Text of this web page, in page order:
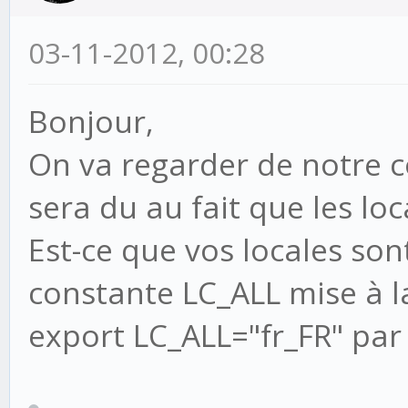
packages/django/
return
File
"/serveur/creme/
59, in detailview
File
03-11-2012, 00:28
Bonjour,
On va regarder de notre
sera du au fait que les
Est-ce que vos locales
constante LC_ALL mise à
export LC_ALL="fr_FR"